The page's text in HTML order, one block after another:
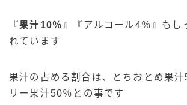
『果汁 10％ 』『アルコール4％』もし
れています
果汁の占める割合は、とちおとめ果
リー果汁50％との事です